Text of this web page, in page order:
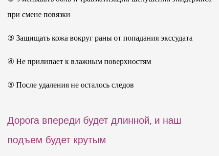
при смене повязки
③ Защищать кожа вокруг раны от попадания экссудата
④ Не прилипает к влажным поверхностям
⑤ После удаления не осталось следов
Дорога впереди будет длинной, и наш
подъем будет крутым